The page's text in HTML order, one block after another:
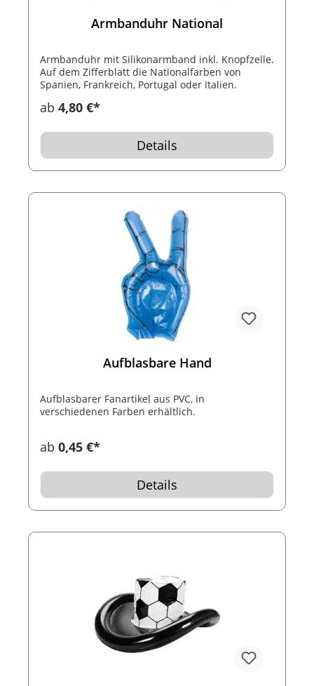
Armbanduhr National
Armbanduhr mit Silikonarmband inkl. Knopfzelle.
Auf dem Zifferblatt die Nationalfarben von
Spanien, Frankreich, Portugal oder Italien.
ab 4,80 €*
Details
Aufblasbare Hand
Aufblasbarer Fanartikel aus PVC, in
verschiedenen Farben erhältlich.
ab 0,45 €*
Details